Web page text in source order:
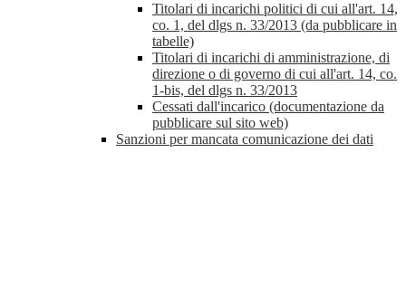
Titolari di incarichi politici di cui all'art. 14,
co. 1, del dlgs n. 33/2013 (da pubblicare in
tabelle)
Titolari di incarichi di amministrazione, di
direzione o di governo di cui all'art. 14, co.
1-bis, del dlgs n. 33/2013
Cessati dall'incarico (documentazione da
pubblicare sul sito web)
Sanzioni per mancata comunicazione dei dati